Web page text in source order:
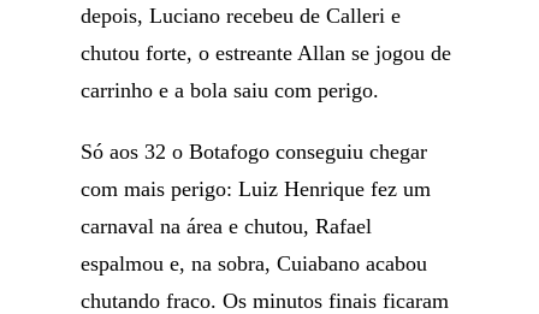
depois, Luciano recebeu de Calleri e
chutou forte, o estreante Allan se jogou de
carrinho e a bola saiu com perigo.
Só aos 32 o Botafogo conseguiu chegar
com mais perigo: Luiz Henrique fez um
carnaval na área e chutou, Rafael
espalmou e, na sobra, Cuiabano acabou
chutando fraco. Os minutos finais ficaram